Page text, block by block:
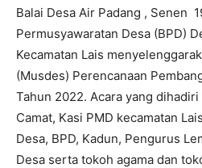
Balai Desa Air Padang , Senen
Permusyawaratan Desa (BPD)
Kecamatan Lais
(Musdes) Perencanaan
Tahun 2022. Acara yang
Camat, Kasi PMD kecamatan
Desa, BPD, Kadun, Pengurus
Desa serta tokoh agama dan